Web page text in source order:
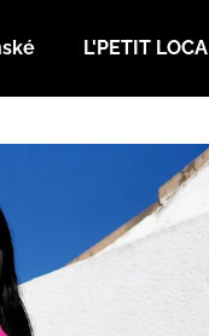
L'PETIT LOCA